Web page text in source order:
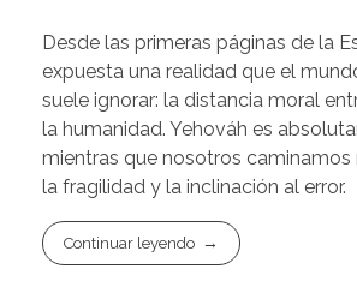
Desde las primeras páginas de la
expuesta una realidad que el
suele ignorar: la distancia moral
la humanidad. Yehováh es
mientras que nosotros
la fragilidad y la inclinación al error.
Continuar leyendo